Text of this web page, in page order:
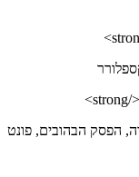
הפסק הבהובים, פונט